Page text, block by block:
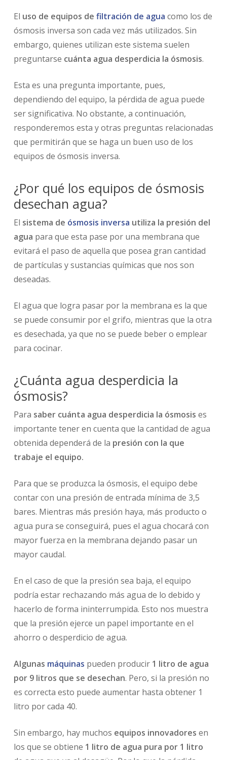
El uso de equipos de filtración de agua como los de
ósmosis inversa son cada vez más utilizados. Sin
embargo, quienes utilizan este sistema suelen
preguntarse cuánta agua desperdicia la ósmosis.
Esta es una pregunta importante, pues,
dependiendo del equipo, la pérdida de agua puede
ser significativa. No obstante, a continuación,
responderemos esta y otras preguntas relacionadas
que permitirán que se haga un buen uso de los
equipos de ósmosis inversa.
¿Por qué los equipos de ósmosis
desechan agua?
El sistema de ósmosis inversa utiliza la presión del
agua para que esta pase por una membrana que
evitará el paso de aquella que posea gran cantidad
de partículas y sustancias químicas que nos son
deseadas.
El agua que logra pasar por la membrana es la que
se puede consumir por el grifo, mientras que la otra
es desechada, ya que no se puede beber o emplear
para cocinar.
¿Cuánta agua desperdicia la
ósmosis?
Para saber cuánta agua desperdicia la ósmosis es
importante tener en cuenta que la cantidad de agua
obtenida dependerá de la presión con la que
trabaje el equipo.
Para que se produzca la ósmosis, el equipo debe
contar con una presión de entrada mínima de 3,5
bares. Mientras más presión haya, más producto o
agua pura se conseguirá, pues el agua chocará con
mayor fuerza en la membrana dejando pasar un
mayor caudal.
En el caso de que la presión sea baja, el equipo
podría estar rechazando más agua de lo debido y
hacerlo de forma ininterrumpida. Esto nos muestra
que la presión ejerce un papel importante en el
ahorro o desperdicio de agua.
Algunas máquinas pueden producir1 litro de agua
por 9 litros que se desechan. Pero, si la presión no
es correcta esto puede aumentar hasta obtener 1
litro por cada 40.
Sin embargo, hay muchos equipos innovadores en
los que se obtiene 1 litro de agua pura por 1 litro